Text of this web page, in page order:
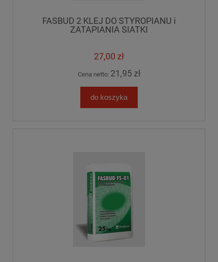
FASBUD 2 KLEJ DO STYROPIANU i
ZATAPIANIA SIATKI
27,00 zł
Cena netto: 21,95 zł
do koszyka